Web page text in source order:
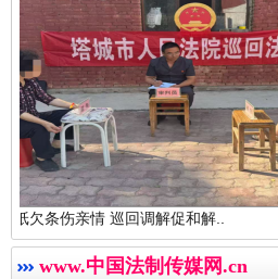
中国农
中国视
中国廉
世界屋脊 天路回响
巡回调解促和解..
www.中国法制传媒网.cn